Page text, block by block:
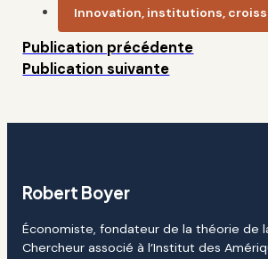
Innovation, institutions,
Publication précédente
Publication suivante
Robert Boyer
Économiste, fondateur de la théorie de
Chercheur associé à l’Institut des